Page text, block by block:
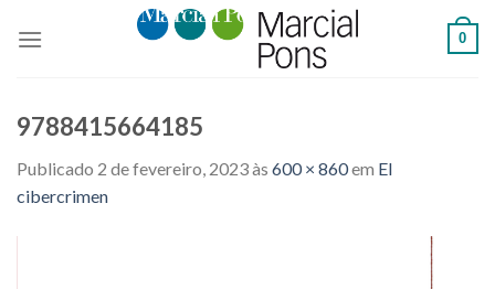
0
9788415664185
Publicado 2 de fevereiro, 2023às 600 × 860em El
cibercrimen